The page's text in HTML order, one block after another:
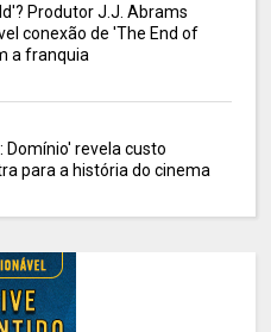
Produtor J.J. Abrams
conexão de 'The End of
a franquia
Domínio' revela custo
para a história do cinema